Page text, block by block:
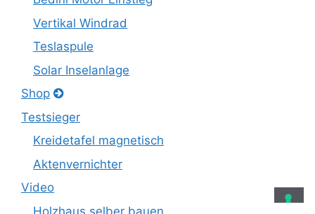
Vertikal Windrad
Teslaspule
Solar Inselanlage
Shop
Testsieger
Kreidetafel magnetisch
Aktenvernichter
Video
Holzhaus selber bauen